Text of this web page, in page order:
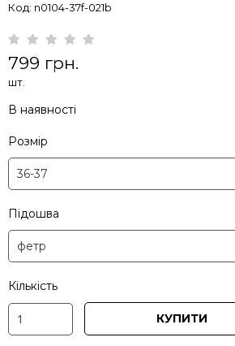
Код: n0104-37f-021b
799 грн.
шт.
В наявності
Розмір
Підошва
Кількість
КУПИТИ